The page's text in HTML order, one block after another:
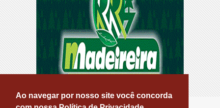
Ao navegar por nosso site você concorda